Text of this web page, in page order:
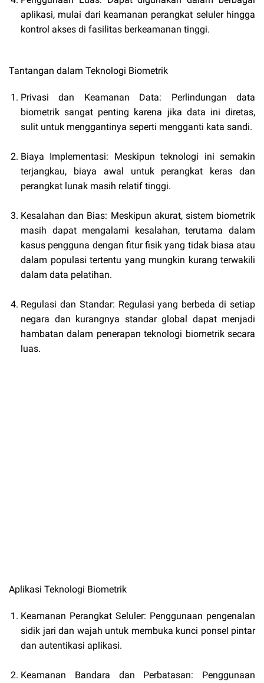
aplikasi, mulai dari keamanan perangkat seluler hingga
kontrol akses di fasilitas berkeamanan tinggi.
Tantangan dalam Teknologi Biometrik
Privasi dan Keamanan Data: Perlindungan data
biometrik sangat penting karena jika data ini diretas,
sulit untuk menggantinya seperti mengganti kata sandi.
Biaya Implementasi: Meskipun teknologi ini semakin
terjangkau, biaya awal untuk perangkat keras dan
perangkat lunak masih relatif tinggi.
Kesalahan dan Bias: Meskipun akurat, sistem biometrik
masih dapat mengalami kesalahan, terutama dalam
kasus pengguna dengan fitur fisik yang tidak biasa atau
dalam populasi tertentu yang mungkin kurang terwakili
dalam data pelatihan.
Regulasi dan Standar: Regulasi yang berbeda di setiap
negara dan kurangnya standar global dapat menjadi
hambatan dalam penerapan teknologi biometrik secara
luas.
Aplikasi Teknologi Biometrik
Keamanan Perangkat Seluler: Penggunaan pengenalan
sidik jari dan wajah untuk membuka kunci ponsel pintar
dan autentikasi aplikasi.
Keamanan Bandara dan Perbatasan: Penggunaan